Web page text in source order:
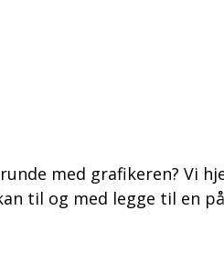
med grafikeren? Vi
til og med legge til en